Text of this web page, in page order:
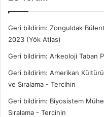
Geri bildirim: Zonguldak
2023 (Yök Atlas)
Geri bildirim: Arkeoloji Taban
Geri bildirim: Amerikan
ve Sıralama - Tercihin
Geri bildirim: Biyosistem
Sıralama - Tercihin